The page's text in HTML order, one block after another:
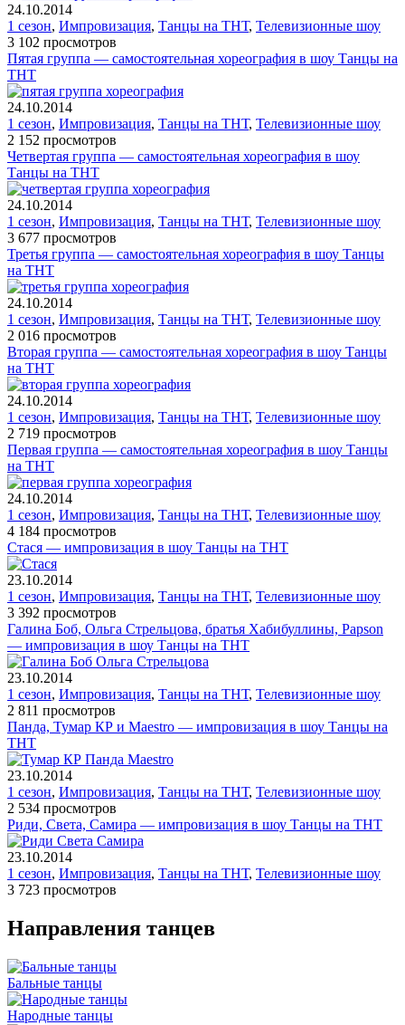
24.10.2014
1 сезон, Импровизация, Танцы на ТНТ, Телевизионные шоу
3 102 просмотров
Пятая группа — самостоятельная хореография в шоу Танцы на
ТНТ
24.10.2014
1 сезон, Импровизация, Танцы на ТНТ, Телевизионные шоу
2 152 просмотров
Четвертая группа — самостоятельная хореография в шоу
Танцы на ТНТ
24.10.2014
1 сезон, Импровизация, Танцы на ТНТ, Телевизионные шоу
3 677 просмотров
Третья группа — самостоятельная хореография в шоу Танцы
на ТНТ
24.10.2014
1 сезон, Импровизация, Танцы на ТНТ, Телевизионные шоу
2 016 просмотров
Вторая группа — самостоятельная хореография в шоу Танцы
на ТНТ
24.10.2014
1 сезон, Импровизация, Танцы на ТНТ, Телевизионные шоу
2 719 просмотров
Первая группа — самостоятельная хореография в шоу Танцы
на ТНТ
24.10.2014
1 сезон, Импровизация, Танцы на ТНТ, Телевизионные шоу
4 184 просмотров
Стася — импровизация в шоу Танцы на ТНТ
23.10.2014
1 сезон, Импровизация, Танцы на ТНТ, Телевизионные шоу
3 392 просмотров
Галина Боб, Ольга Стрельцова, братья Хабибуллины, Papson
— импровизация в шоу Танцы на ТНТ
23.10.2014
1 сезон, Импровизация, Танцы на ТНТ, Телевизионные шоу
2 811 просмотров
Панда, Тумар КР и Maestro — импровизация в шоу Танцы на
ТНТ
23.10.2014
1 сезон, Импровизация, Танцы на ТНТ, Телевизионные шоу
2 534 просмотров
Риди, Света, Самира — импровизация в шоу Танцы на ТНТ
23.10.2014
1 сезон, Импровизация, Танцы на ТНТ, Телевизионные шоу
3 723 просмотров
Направления танцев
Бальные танцы
Народные танцы